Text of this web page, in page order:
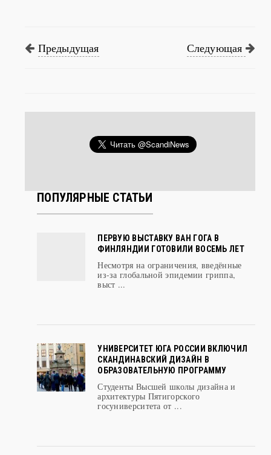
Несмотря на ограничения, введённые
из-за глобальной эпидемии гриппа,
выст ...
ОБРАЗОВАТЕЛЬНУЮ ПРОГРАММУ
Студенты Высшей школы дизайна и
госуниверситета от ...